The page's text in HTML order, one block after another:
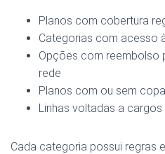
Planos com cobertura
Categorias com acesso
Opções com reembolso
rede
Planos com ou sem
Linhas voltadas a
Cada categoria possui regras